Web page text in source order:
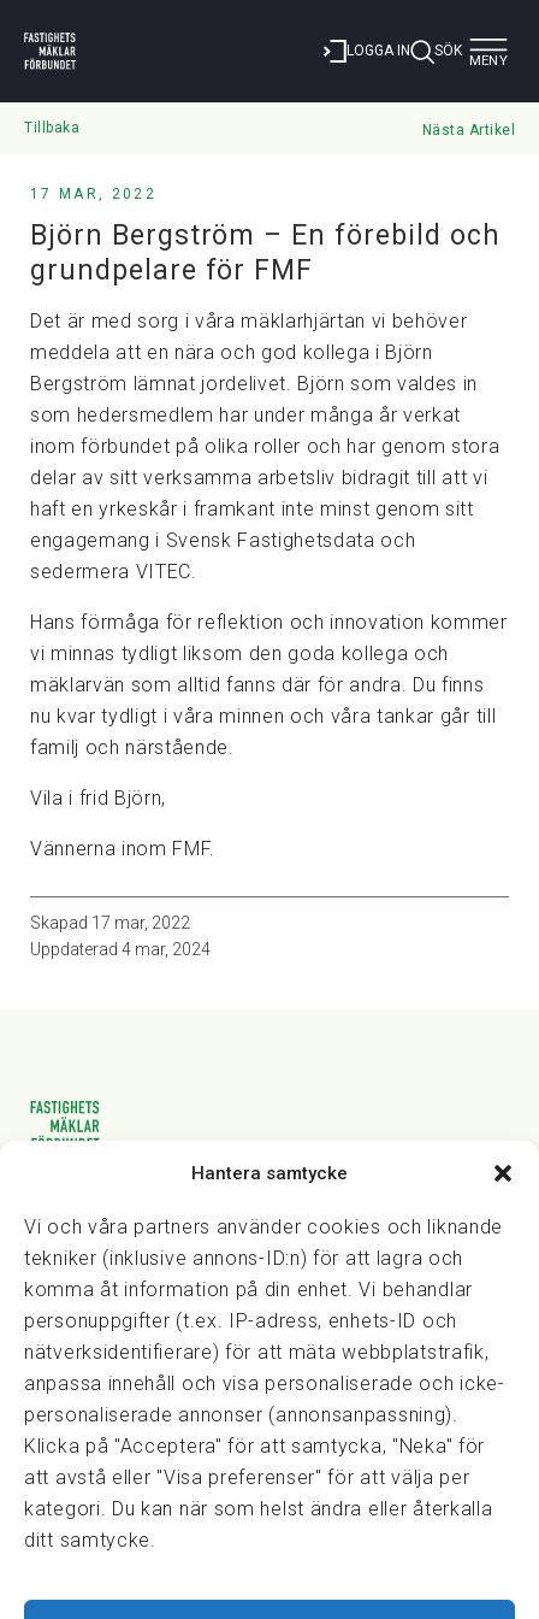
Hantera samtycke
Vi och våra partners använder cookies och liknande
tekniker (inklusive annons-ID:n) för att lagra och
komma åt information på din enhet. Vi behandlar
personuppgifter (t.ex. IP-adress, enhets-ID och
nätverksidentifierare) för att mäta webbplatstrafik,
anpassa innehåll och visa personaliserade och icke-
personaliserade annonser (annonsanpassning).
Klicka på "Acceptera" för att samtycka, "Neka" för
att avstå eller "Visa preferenser" för att välja per
kategori. Du kan när som helst ändra eller återkalla
ditt samtycke.
LOGGA IN SÖK Toggle
MENY
Tillbaka Nästa Artikel
17 MAR, 2022
Björn Bergström – En förebild och
grundpelare för FMF
Det är med sorg i våra mäklarhjärtan vi behöver
meddela att en nära och god kollega i Björn
Bergström lämnat jordelivet. Björn som valdes in
som hedersmedlem har under många år verkat
inom förbundet på olika roller och har genom stora
delar av sitt verksamma arbetsliv bidragit till att vi
haft en yrkeskår i framkant inte minst genom sitt
engagemang i Svensk Fastighetsdata och
sedermera VITEC.
Hans förmåga för reflektion och innovation kommer
vi minnas tydligt liksom den goda kollega och
mäklarvän som alltid fanns där för andra. Du finns
nu kvar tydligt i våra minnen och våra tankar går till
familj och närstående.
Vila i frid Björn,
Vännerna inom FMF.
Skapad 17 mar, 2022
Uppdaterad 4 mar, 2024
Vasagatan 28, 111 20 Stockholm
kansli@fmf.se
Snabblänkar
Prisexempel
Medarbetare
Policies & integritet
Information om Cookie-hantering och Google Analytics
Integritetspolicy
Dataskyddsförordningen
Samarbeten